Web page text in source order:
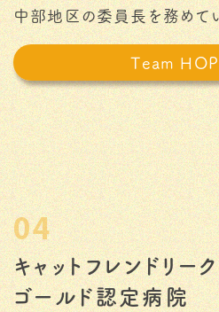
中部地区の委員長を務めて
Team
04
キャットフレンドリー
ゴールド認定病院